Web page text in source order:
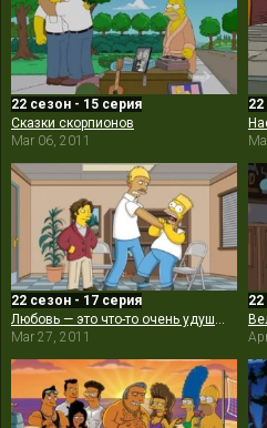
22 сезон - 15 серия
Сказки скорпионов
Mar 06, 2011
22 сезон - 17 серия
Любовь — это что-то очень удушающее
Mar 27, 2011